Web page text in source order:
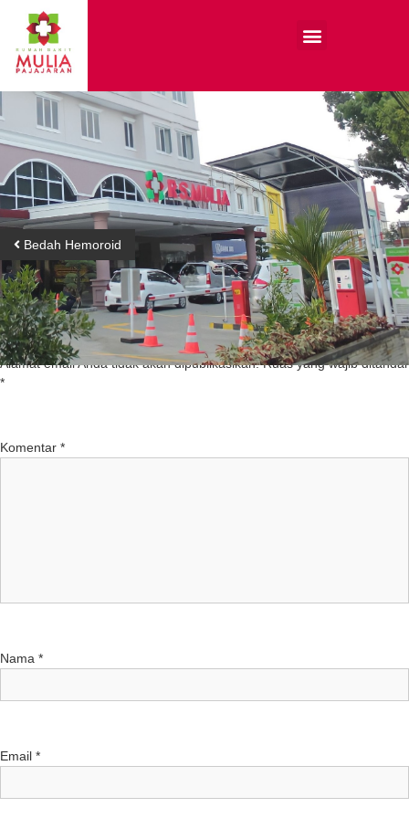
Bedah Hemoroid
Tinggalkan Balasan
Alamat email Anda tidak akan dipublikasikan. Ruas yang wajib ditandai
*
Komentar *
Nama *
Email *